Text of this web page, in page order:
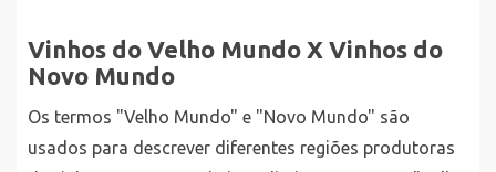
Vinhos do Velho Mundo X Vinhos do
Novo Mundo
Os termos "Velho Mundo" e "Novo Mundo" são
usados para descrever diferentes regiões produtoras